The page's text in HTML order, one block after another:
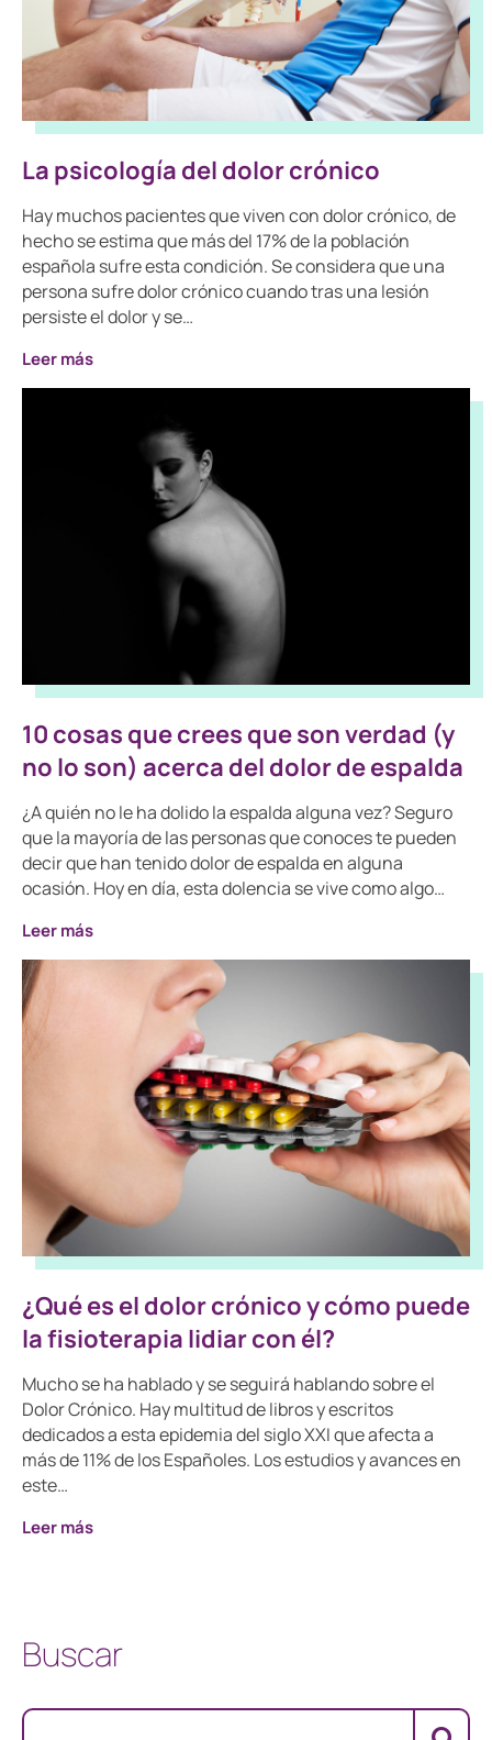
La psicología del dolor crónico
Hay muchos pacientes que viven con dolor crónico, de
hecho se estima que más del 17% de la población
española sufre esta condición. Se considera que una
persona sufre dolor crónico cuando tras una lesión
persiste el dolor y se…
Leer más
10 cosas que crees que son verdad (y
no lo son) acerca del dolor de espalda
¿A quién no le ha dolido la espalda alguna vez? Seguro
que la mayoría de las personas que conoces te pueden
decir que han tenido dolor de espalda en alguna
ocasión. Hoy en día, esta dolencia se vive como algo…
Leer más
¿Qué es el dolor crónico y cómo puede
la fisioterapia lidiar con él?
Mucho se ha hablado y se seguirá hablando sobre el
Dolor Crónico. Hay multitud de libros y escritos
dedicados a esta epidemia del siglo XXI que afecta a
más de 11% de los Españoles. Los estudios y avances en
este…
Leer más
Buscar